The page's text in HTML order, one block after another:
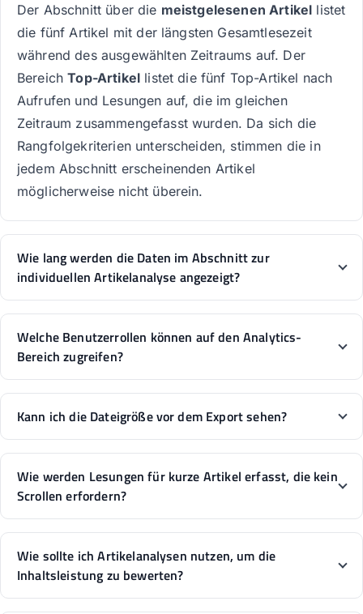
Der Abschnitt über die meistgelesenen Artikel listet
die fünf Artikel mit der längsten Gesamtlesezeit
während des ausgewählten Zeitraums auf. Der
BereichTop-Artikel listet die fünf Top-Artikel nach
Aufrufen und Lesungen auf, die im gleichen
Zeitraum zusammengefasst wurden. Da sich die
Rangfolgekriterien unterscheiden, stimmen die in
jedem Abschnitt erscheinenden Artikel
möglicherweise nicht überein.
Wie lang werden die Daten im Abschnitt zur
individuellen Artikelanalyse angezeigt?
Welche Benutzerrollen können auf den Analytics-
Bereich zugreifen?
Kann ich die Dateigröße vor dem Export sehen?
Wie werden Lesungen für kurze Artikel erfasst, die kein
Scrollen erfordern?
Wie sollte ich Artikelanalysen nutzen, um die
Inhaltsleistung zu bewerten?